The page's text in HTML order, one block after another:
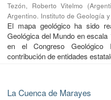
Tezón, Roberto Vitelmo (
Argentino. Instituto de Geología
El mapa geológico ha sido
Geológica del Mundo en
en el Congreso Geológico
contribución de entidades
La Cuenca de Marayes